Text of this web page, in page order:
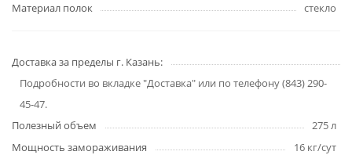
Материал полок
стекло
Доставка за пределы г. Казань:
Подробности во вкладке "Доставка" или по телефону (843) 290-
45-47.
Полезный объем
275 л
Мощность замораживания
16 кг/сут